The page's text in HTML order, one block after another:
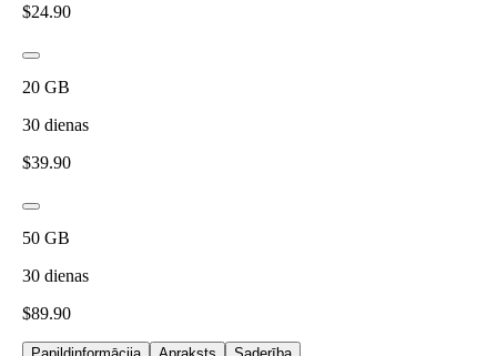
$24.90
20 GB
30 dienas
$39.90
50 GB
30 dienas
$89.90